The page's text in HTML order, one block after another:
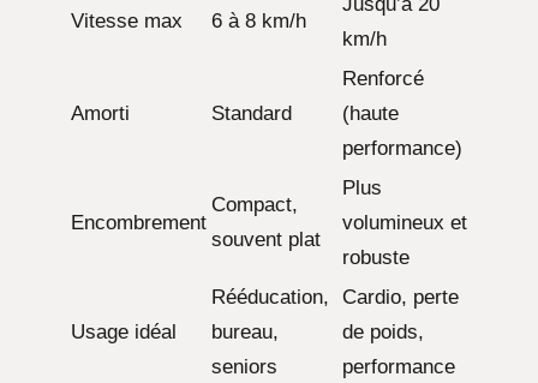
Vitesse max 6 à 8 km/h
km/h
Amorti Standard
Renforcé
(haute
performance)
Encombrement
Compact,
souvent plat
Plus
volumineux et
robuste
Usage idéal
Rééducation,
bureau,
seniors
Cardio, perte
de poids,
performance